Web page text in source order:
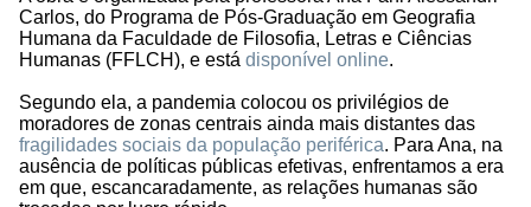
Carlos, do Programa de Pós-Graduação em Geografia
Humana da Faculdade de Filosofia, Letras e Ciências
Humanas (FFLCH), e está disponível online.
Segundo ela, a pandemia colocou os privilégios de
moradores de zonas centrais ainda mais distantes das
fragilidades sociais da população periférica. Para Ana, na
ausência de políticas públicas efetivas, enfrentamos a era
em que, escancaradamente, as relações humanas são